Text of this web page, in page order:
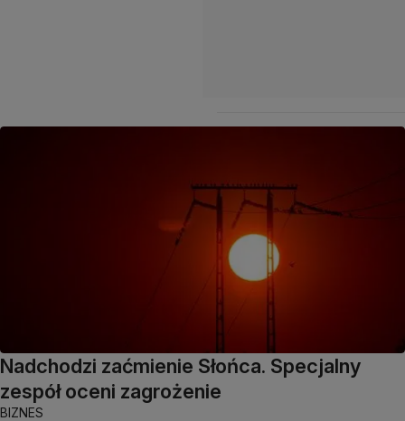
Nadchodzi zaćmienie Słońca. Specjalny
zespół oceni zagrożenie
BIZNES